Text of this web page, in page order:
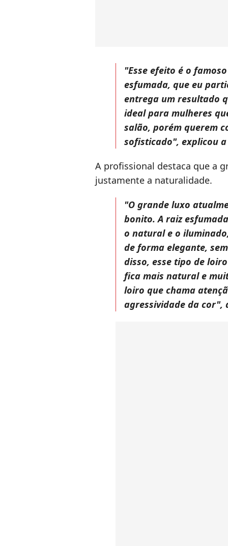
"Esse efeito é o
esfumada, que eu
entrega um resultado
ideal para mulheres
salão, porém querem
sofisticado", explicou
A profissional destaca que a
justamente a naturalidade.
"O grande luxo
bonito. A raiz
o natural e o
de forma elegante,
disso, esse tipo de
fica mais natural e
loiro que chama
agressividade da